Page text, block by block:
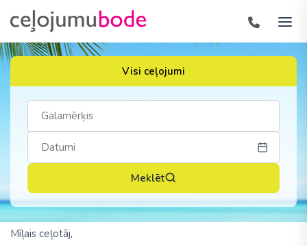
Visi ceļojumi
Meklēt
Mīļais ceļotāj,